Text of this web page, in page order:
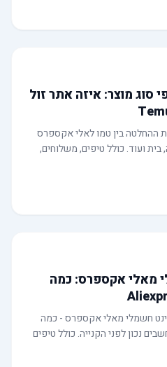
סוג מוצר: איזה אתר זול
ההחלטה בין טמו לאלי אקספרס
ועוד. כולל טיפים, משלוחים,
מאלי אקספרס: כמה
חשמלי מאלי אקספרס - כמה
נכון לפני הקנייה. כולל טיפים